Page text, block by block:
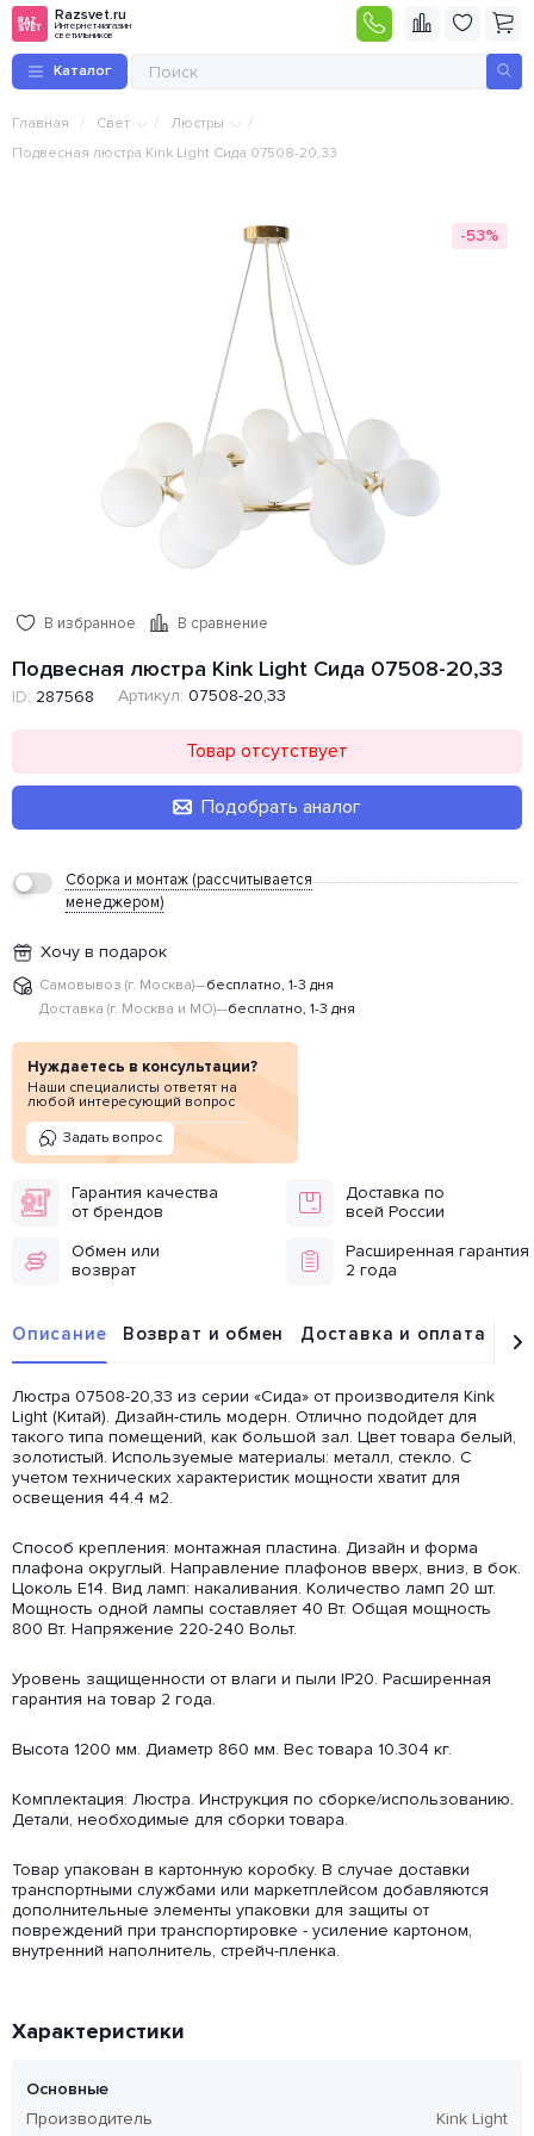
Razsvet.ru
Интернет-магазин
светильников
Каталог
Главная / Свет / Люстры /
Подвесная люстра Kink Light Сида 07508-20,33
-53%
В избранное В сравнение
Подвесная люстра Kink Light Сида 07508-20,33
ID: 287568 Артикул: 07508-20,33
Товар отсутствует
Подобрать аналог
Сборка и монтаж (рассчитывается
менеджером)
Хочу в подарок
Самовывоз (г. Москва)—бесплатно, 1-3 дня
Доставка (г. Москва и МО)—бесплатно, 1-3 дня
Нуждаетесь в консультации?
Наши специалисты ответят на
любой интересующий вопрос
Задать вопрос
Гарантия качества
от брендов
Доставка по
всей России
Обмен или
возврат
Расширенная гарантия
2 года
Описание Возврат и обмен Доставка и оплата
Люстра 07508-20,33 из серии «Сида» от производителя Kink
Light (Китай). Дизайн-стиль модерн. Отлично подойдет для
такого типа помещений, как большой зал. Цвет товара белый,
золотистый. Используемые материалы: металл, стекло. С
учетом технических характеристик мощности хватит для
освещения 44.4 м2.
Способ крепления: монтажная пластина. Дизайн и форма
плафона округлый. Направление плафонов вверх, вниз, в бок.
Цоколь E14. Вид ламп: накаливания. Количество ламп 20 шт.
Мощность одной лампы составляет 40 Вт. Общая мощность
800 Вт. Напряжение 220-240 Вольт.
Уровень защищенности от влаги и пыли IP20. Расширенная
гарантия на товар 2 года.
Высота 1200 мм. Диаметр 860 мм. Вес товара 10.304 кг.
Комплектация: Люстра. Инструкция по сборке/использованию.
Детали, необходимые для сборки товара.
Товар упакован в картонную коробку. В случае доставки
транспортными службами или маркетплейсом добавляются
дополнительные элементы упаковки для защиты от
повреждений при транспортировке - усиление картоном,
внутренний наполнитель, стрейч-пленка.
Характеристики
Основные
Производитель
Kink Light